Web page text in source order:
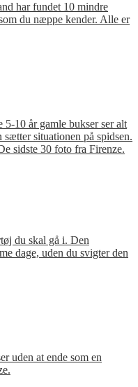
har fundet 10 mindre
du næppe kender. Alle er
10 år gamle bukser ser alt
situationen på spidsen.
sidste 30 foto fra Firenze.
du skal gå i. Den
dage, uden du svigter den
uden at ende som en